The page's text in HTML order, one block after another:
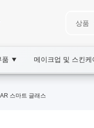
품 ▼ 메이크업 및 스킨케
B2B/
AR 스마트 글래스